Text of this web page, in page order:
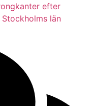
efter
län